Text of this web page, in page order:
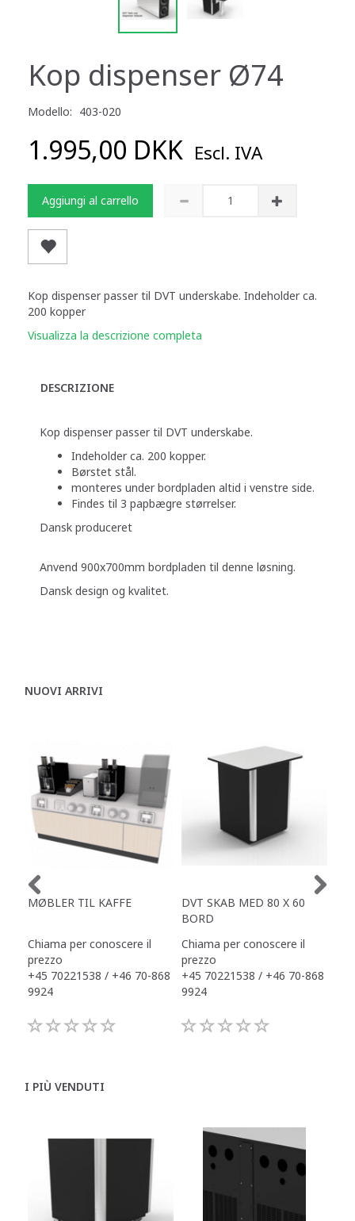
Kop dispenser Ø74
Modello: 403-020
1.995,00 DKK Escl. IVA
Aggiungi al carrello
Kop dispenser passer til DVT underskabe. Indeholder ca.
200 kopper
Visualizza la descrizione completa
DESCRIZIONE
Kop dispenser passer til DVT underskabe.
Indeholder ca. 200 kopper.
Børstet stål.
monteres under bordpladen altid i venstre side.
Findes til 3 papbægre størrelser.
Dansk produceret
Anvend 900x700mm bordpladen til denne løsning.
Dansk design og kvalitet.
NUOVI ARRIVI
MØBLER TIL KAFFE
Chiama per conoscere il
prezzo
+45 70221538 / +46 70-868
9924
DVT SKAB MED 80 X 60
BORD
Chiama per conoscere il
prezzo
+45 70221538 / +46 70-868
9924
I PIÙ VENDUTI